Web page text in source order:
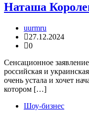
Наташа
uurmru
27.12.2024
0
Сенсационное
российская и
очень устала и хочет
котором […]
Шоу-бизнес